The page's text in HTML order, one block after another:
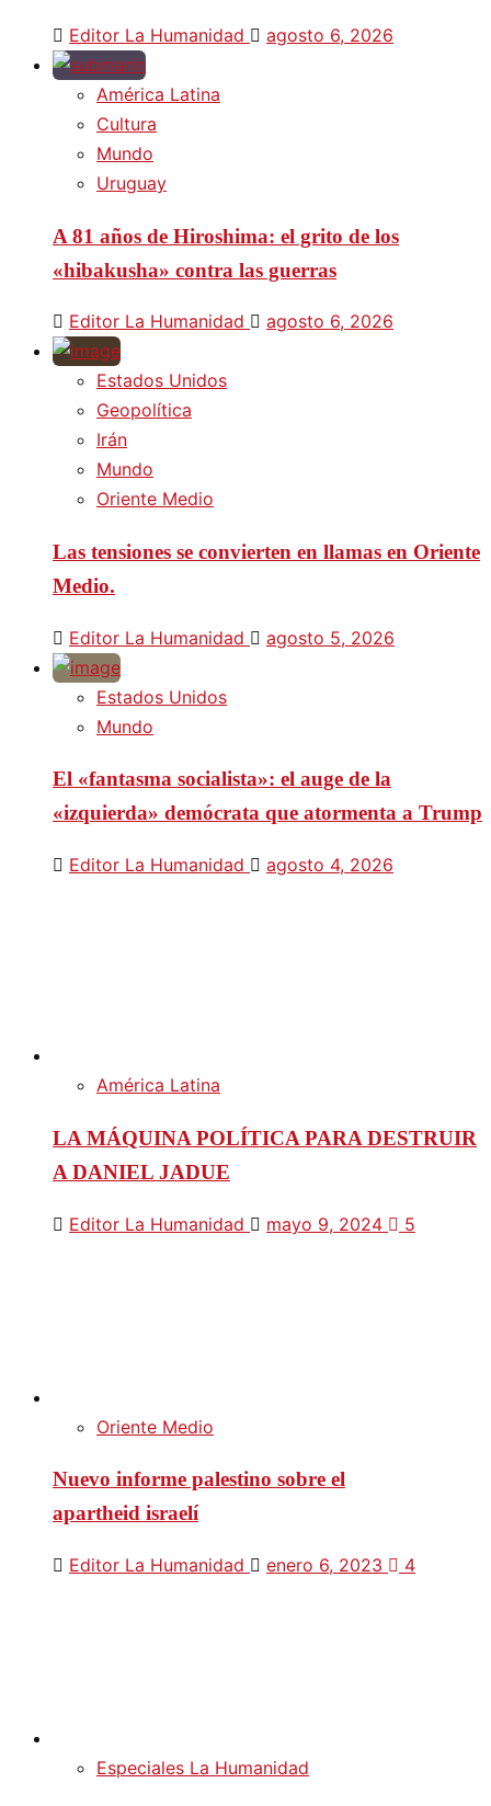
Editor La Humanidad agosto 6, 2026
América Latina
Cultura
Mundo
Uruguay
A 81 años de Hiroshima: el grito de los
«hibakusha» contra las guerras
Editor La Humanidad agosto 6, 2026
Estados Unidos
Geopolítica
Irán
Mundo
Oriente Medio
Las tensiones se convierten en llamas en Oriente
Medio.
Editor La Humanidad agosto 5, 2026
Estados Unidos
Mundo
El «fantasma socialista»: el auge de la
«izquierda» demócrata que atormenta a Trump
Editor La Humanidad agosto 4, 2026
América Latina
LA MÁQUINA POLÍTICA PARA DESTRUIR
A DANIEL JADUE
Editor La Humanidad mayo 9, 2024 5
Oriente Medio
Nuevo informe palestino sobre el
apartheid israelí
Editor La Humanidad enero 6, 2023 4
Especiales La Humanidad